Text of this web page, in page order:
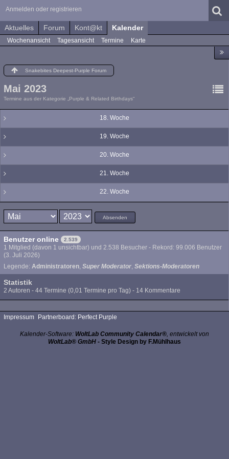
Anmelden oder registrieren
Aktuelles Forum Kont@kt Kalender
Wochenansicht Tagesansicht Termine Karte
Snakebites Deepest-Purple Forum
Mai 2023
Termine aus der Kategorie „Purple & Related Birthdays“
18. Woche
19. Woche
20. Woche
21. Woche
22. Woche
Absenden
Benutzer online 2.539
1 Mitglied (davon 1 unsichtbar) und 2.538 Besucher - Rekord: 99.006 Benutzer
(3. Juli 2026)
Legende: Administratoren Super Moderator Sektions-Moderatoren
Statistik
2 Autoren - 44 Termine (0,01 Termine pro Tag) - 14 Kommentare
Impressum Partnerboard: Perfect Purple
Kalender-Software: WoltLab Community Calendar®, entwickelt von
WoltLab® GmbH